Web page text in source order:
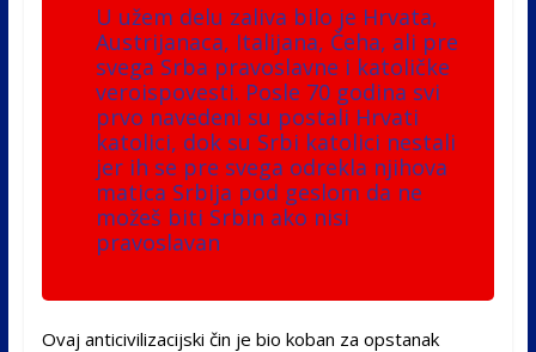
U užem delu zaliva bilo je Hrvata,
Austrijanaca, Italijana, Čeha, ali pre
svega Srba pravoslavne i katoličke
veroispovesti. Posle 70 godina svi
prvo navedeni su postali Hrvati
katolici, dok su Srbi katolici nestali
jer ih se pre svega odrekla njihova
matica Srbija pod geslom da ne
možeš biti Srbin ako nisi
pravoslavan
Ovaj anticivilizacijski čin je bio koban za opstanak